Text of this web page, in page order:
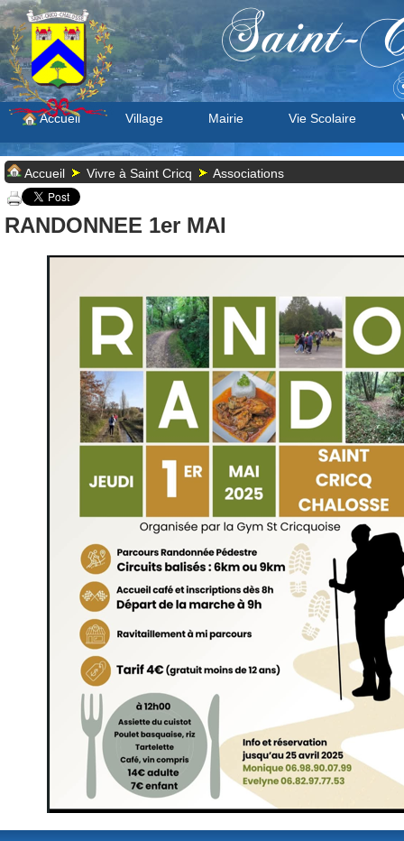
Saint-
Accueil Village Mairie Vie Scolaire
Accueil Vivre à Saint Cricq Associations
RANDONNEE 1er MAI